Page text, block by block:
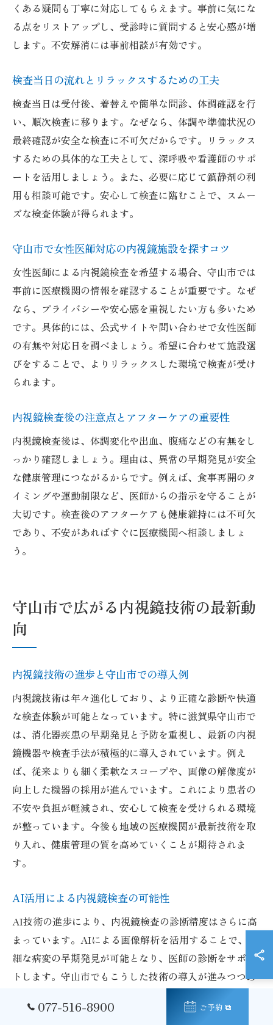
くある疑問も丁寧に対応してもらえます。事前に気にな
る点をリストアップし、受診時に質問すると安心感が増
します。不安解消には事前相談が有効です。
検査当日の流れとリラックスするための工夫
検査当日は受付後、着替えや簡単な問診、体調確認を行
い、順次検査に移ります。なぜなら、体調や準備状況の
最終確認が安全な検査に不可欠だからです。リラックス
するための具体的な工夫として、深呼吸や看護師のサポ
ートを活用しましょう。また、必要に応じて鎮静剤の利
用も相談可能です。安心して検査に臨むことで、スムー
ズな検査体験が得られます。
守山市で女性医師対応の内視鏡施設を探すコツ
女性医師による内視鏡検査を希望する場合、守山市では
事前に医療機関の情報を確認することが重要です。なぜ
なら、プライバシーや安心感を重視したい方も多いため
です。具体的には、公式サイトや問い合わせで女性医師
の有無や対応日を調べましょう。希望に合わせて施設選
びをすることで、よりリラックスした環境で検査が受け
られます。
内視鏡検査後の注意点とアフターケアの重要性
内視鏡検査後は、体調変化や出血、腹痛などの有無をし
っかり確認しましょう。理由は、異常の早期発見が安全
な健康管理につながるからです。例えば、食事再開のタ
イミングや運動制限など、医師からの指示を守ることが
大切です。検査後のアフターケアも健康維持には不可欠
であり、不安があればすぐに医療機関へ相談しましょ
う。
守山市で広がる内視鏡技術の最新動
向
内視鏡技術の進歩と守山市での導入例
内視鏡技術は年々進化しており、より正確な診断や快適
な検査体験が可能となっています。特に滋賀県守山市で
は、消化器疾患の早期発見と予防を重視し、最新の内視
鏡機器や検査手法が積極的に導入されています。例え
ば、従来よりも細く柔軟なスコープや、画像の解像度が
向上した機器の採用が進んでいます。これにより患者の
不安や負担が軽減され、安心して検査を受けられる環境
が整っています。今後も地域の医療機関が最新技術を取
り入れ、健康管理の質を高めていくことが期待されま
す。
AI活用による内視鏡検査の可能性
AI技術の進歩により、内視鏡検査の診断精度はさらに高
まっています。AIによる画像解析を活用することで、微
細な病変の早期発見が可能となり、医師の診断をサポー
トします。守山市でもこうした技術の導入が進みつつあ
AIが画像を即時解析し異常を検出することで、見落とし
077-516-8900 ご予約